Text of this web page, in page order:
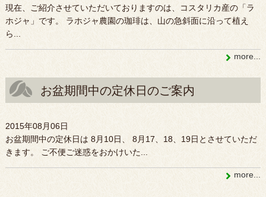
現在、ご紹介させていただいておりますのは、コスタリカ産の「ラ
ホジャ」です。 ラホジャ農園の珈琲は、山の急斜面に沿って植え
ら...
more...
お盆期間中の定休日のご案内
2015年08月06日
お盆期間中の定休日は 8月10日、 8月17、18、19日とさせていただ
きます。 ご不便ご迷惑をおかけいた...
more...